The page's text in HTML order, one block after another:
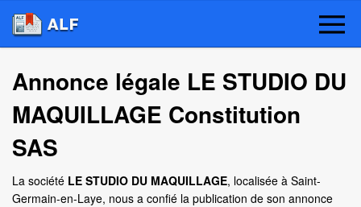
Annonce légale LE STUDIO DU
MAQUILLAGE Constitution
SAS
La société LE STUDIO DU MAQUILLAGE, localisée à Saint-
Germain-en-Laye, nous a confié la publication de son annonce